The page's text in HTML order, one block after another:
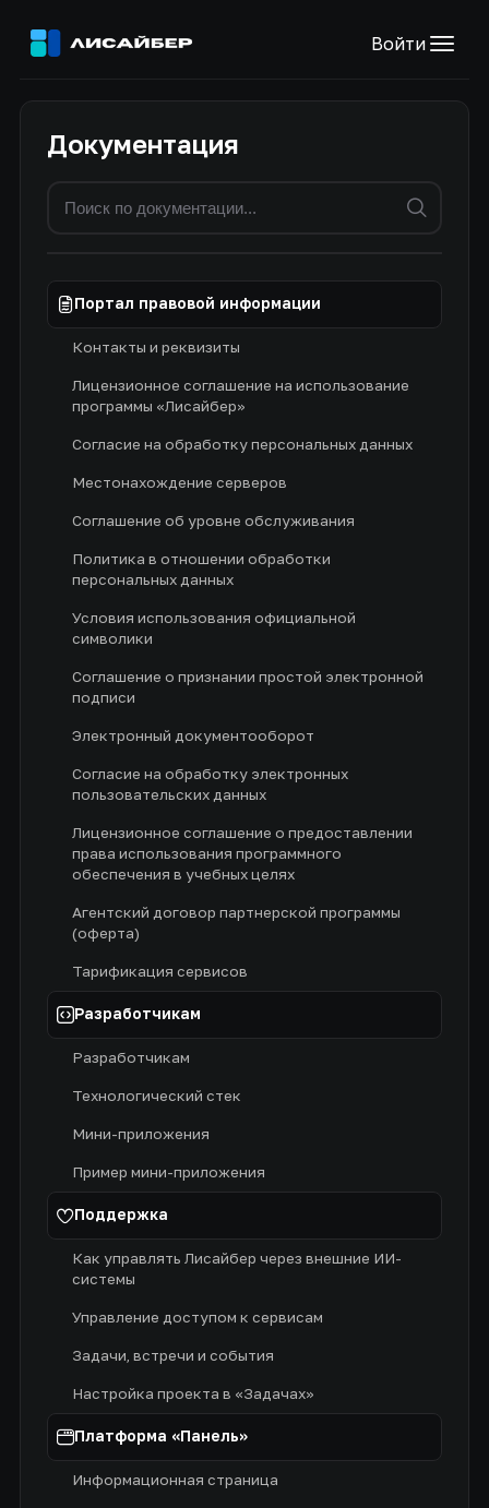
Войти
Документация
Портал правовой информации
Контакты и реквизиты
Лицензионное соглашение на использование
программы «Лисайбер»
Согласие на обработку персональных данных
Местонахождение серверов
Соглашение об уровне обслуживания
Политика в отношении обработки
персональных данных
Условия использования официальной
символики
Соглашение о признании простой электронной
подписи
Электронный документооборот
Согласие на обработку электронных
пользовательских данных
Лицензионное соглашение о предоставлении
права использования программного
обеспечения в учебных целях
Агентский договор партнерской программы
(оферта)
Тарификация сервисов
Разработчикам
Разработчикам
Технологический стек
Мини-приложения
Пример мини-приложения
Поддержка
Как управлять Лисайбер через внешние ИИ-
системы
Управление доступом к сервисам
Задачи, встречи и события
Настройка проекта в «Задачах»
Платформа «Панель»
Информационная страница